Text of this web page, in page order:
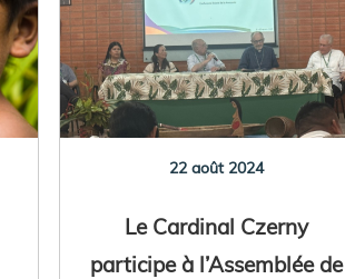
22 août 2024
Le Cardinal Czerny
participe à l’Assemblée de